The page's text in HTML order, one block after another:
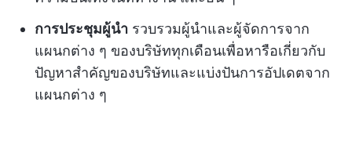
การประชุมผู้นำ รวบรวมผู้นำและผู้จัดการจาก
แผนกต่าง ๆ ของบริษัททุกเดือนเพื่อหารือเกี่ยวกับ
ปัญหาสำคัญของบริษัทและแบ่งปันการอัปเดตจาก
แผนกต่าง ๆ